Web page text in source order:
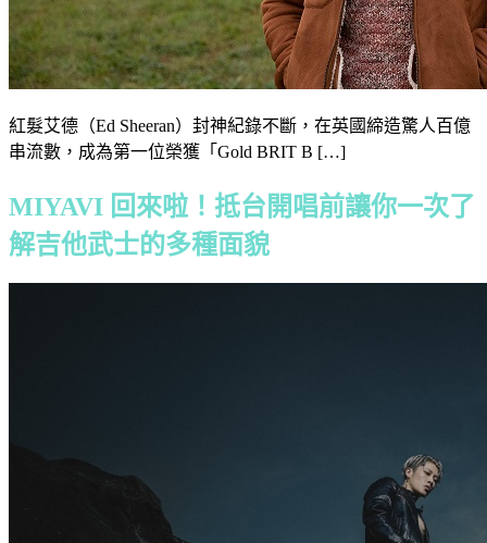
紅髮艾德（Ed Sheeran）封神紀錄不斷，在英國締造驚人百億
串流數，成為第一位榮獲「Gold BRIT B […]
MIYAVI 回來啦！抵台開唱前讓你一次了
解吉他武士的多種面貌